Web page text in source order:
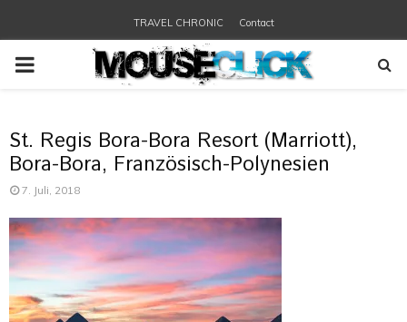
TRAVEL CHRONIC Contact
PRIMARY
St. Regis Bora-Bora Resort (Marriott),
Bora-Bora, Französisch-Polynesien
7. Juli, 2018